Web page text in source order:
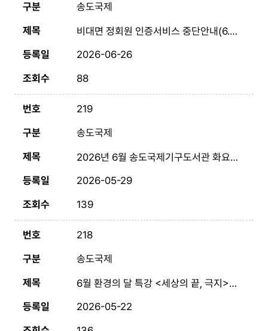
송도국제
비대면 정회원 인증서비스 중단안내(6.30.~7.2.)
2026-06-26
88
219
송도국제
2026년 6월 송도국제기구도서관 화요 시네마
2026-05-29
139
218
송도국제
6월 환경의 달 특강 <세상의 끝, 극지> 2026. 6. 17. 14:00~
2026-05-22